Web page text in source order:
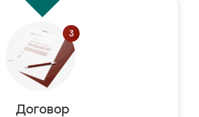
Договор